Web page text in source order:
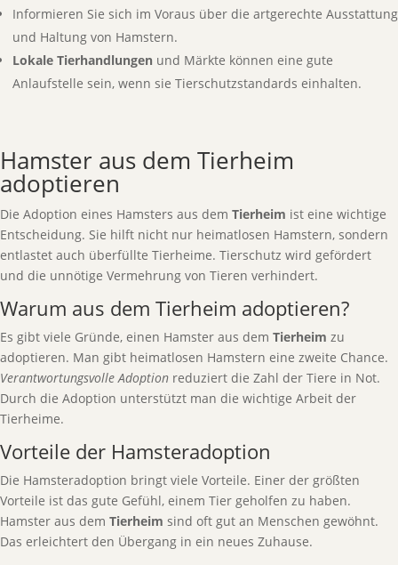
Informieren Sie sich im Voraus über die artgerechte Ausstattung
und Haltung von Hamstern.
Lokale Tierhandlungen und Märkte können eine gute
Anlaufstelle sein, wenn sie Tierschutzstandards einhalten.
Hamster aus dem Tierheim
adoptieren
Die Adoption eines Hamsters aus dem Tierheim ist eine wichtige
Entscheidung. Sie hilft nicht nur heimatlosen Hamstern, sondern
entlastet auch überfüllte Tierheime. Tierschutz wird gefördert
und die unnötige Vermehrung von Tieren verhindert.
Warum aus dem Tierheim adoptieren?
Es gibt viele Gründe, einen Hamster aus dem Tierheim zu
adoptieren. Man gibt heimatlosen Hamstern eine zweite Chance.
Verantwortungsvolle Adoption reduziert die Zahl der Tiere in Not.
Durch die Adoption unterstützt man die wichtige Arbeit der
Tierheime.
Vorteile der Hamsteradoption
Die Hamsteradoption bringt viele Vorteile. Einer der größten
Vorteile ist das gute Gefühl, einem Tier geholfen zu haben.
Hamster aus dem Tierheim sind oft gut an Menschen gewöhnt.
Das erleichtert den Übergang in ein neues Zuhause.